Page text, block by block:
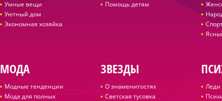
Умные вещи
Уютный дом
Экономная хозяйка
Помощь детям
МОДА
Модные тенденции
Мода для полных
ЗВЕЗДЫ
О знаменитостях
Светская тусовка
Леди